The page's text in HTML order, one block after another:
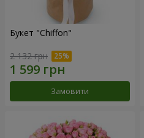
Букет "Chiffon"
2 132 грн
Замовити